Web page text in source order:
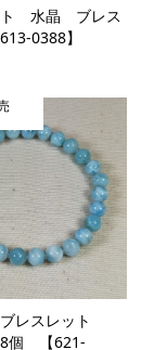
ト 水晶 ブレス
0388】
レスレット
個 【621-